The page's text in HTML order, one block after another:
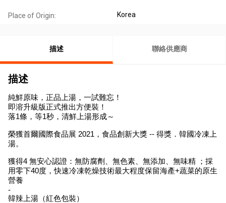
Place of Origin: Korea
描述 聯絡供應商
描述
純鮮原味，正品上湯，一試難忘！
即溶升級版正式推出方便裝！
落1條，等1秒，清鮮上湯形成～
榮獲首爾國際食品展 2021，食品創新大獎 -- 得獎．韓國冷凍上
湯。
獲得4 無安心認證：無防腐劑、無色素、無添加、無味精 ；採
用零下40度，快速冷凍乾燥技術最大程度保留海產+蔬菜的原生
營養
-
韓辣上湯（紅色包裝）